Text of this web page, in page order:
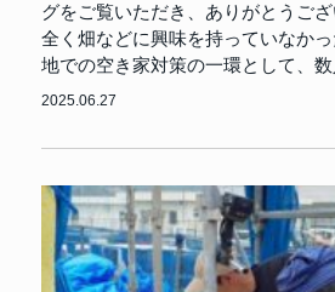
グをご覧いただき、ありがとうござ
全く畑などに興味を持っていなか
地での空き家対策の一環として、
2025.06.27